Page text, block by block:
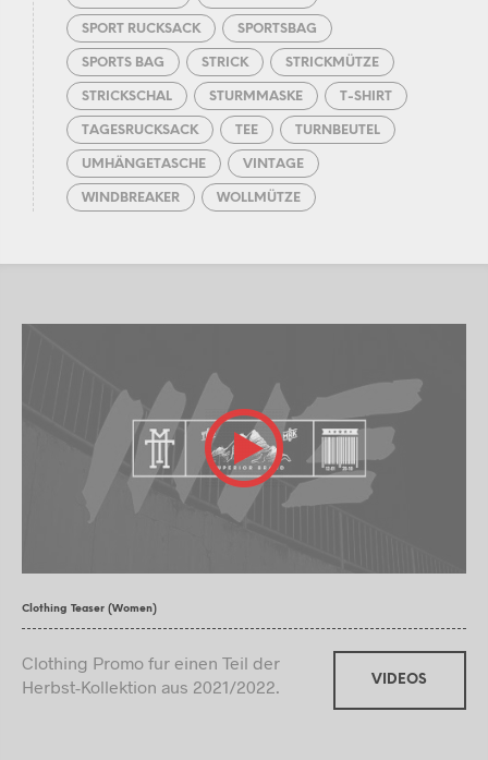
SPORT RUCKSACK SPORTSBAG
SPORTS BAG STRICK STRICKMÜTZE
STRICKSCHAL STURMMASKE T-SHIRT
TAGESRUCKSACK TEE TURNBEUTEL
UMHÄNGETASCHE VINTAGE
WINDBREAKER WOLLMÜTZE
Clothing Teaser (Women)
Clothing Promo fur einen Teil der
Herbst-Kollektion aus 2021/2022.
VIDEOS